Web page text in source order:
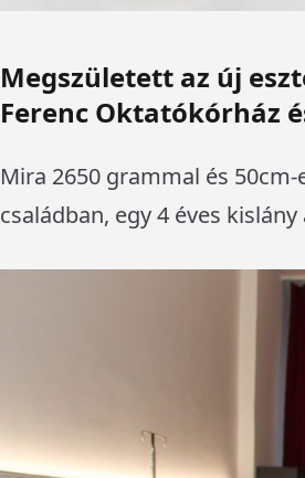
Megszületett az új
Ferenc Oktatókórház
Mira 2650 grammal és
családban, egy 4 éves